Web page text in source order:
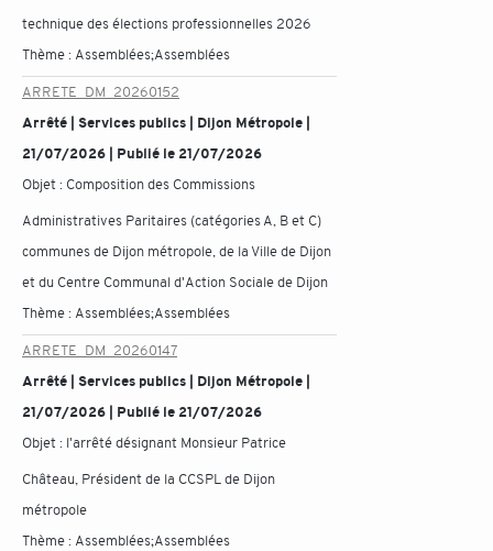
technique des élections professionnelles 2026
Thème : Assemblées;Assemblées
ARRETE_DM_20260152
Arrêté | Services publics | Dijon Métropole |
21/07/2026 | Publié le 21/07/2026
Objet : Composition des Commissions
Administratives Paritaires (catégories A, B et C)
communes de Dijon métropole, de la Ville de Dijon
et du Centre Communal d'Action Sociale de Dijon
Thème : Assemblées;Assemblées
ARRETE_DM_20260147
Arrêté | Services publics | Dijon Métropole |
21/07/2026 | Publié le 21/07/2026
Objet : l'arrêté désignant Monsieur Patrice
Château, Président de la CCSPL de Dijon
métropole
Thème : Assemblées;Assemblées